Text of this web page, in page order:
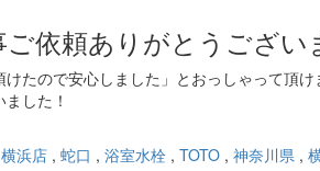
依頼ありがとうござい
たので安心しました」とおっしゃって頂け
した！
浜店 , 蛇口 , 浴室水栓 , TOTO , 神奈川県 ,